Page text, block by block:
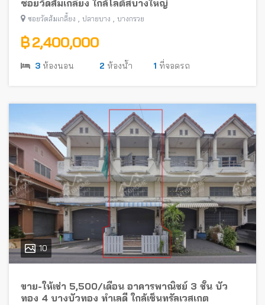
ซอยวัดส้มเกลี้ยง ใกล้โลตัสบางใหญ่
ซอยวัดส้มเกลี้ยง , ปลายบาง , บางกรวย
฿ 2,400,000
3 ห้องนอน 2 ห้องน้ำ 1 ที่จอดรถ
10
ขาย-ให้เช่า 5,500/เดือน อาคารพาณิชย์ 3 ชั้น บัว
ทอง 4 บางบัวทอง ทำเลดี ใกล้เซ็นทรัลเวสเกต